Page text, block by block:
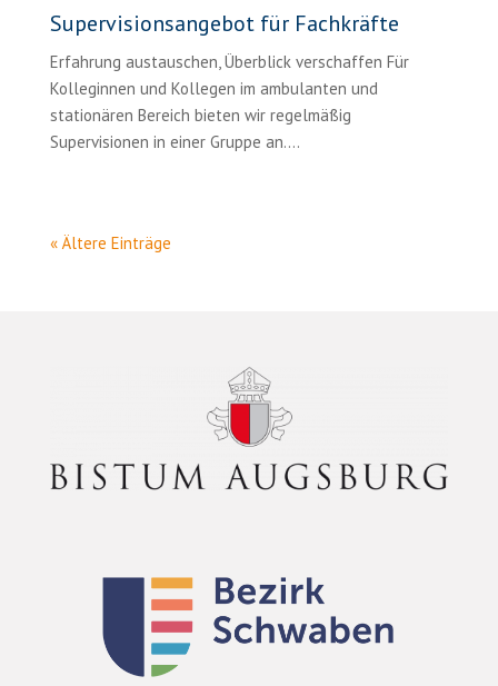
Supervisionsangebot für Fachkräfte
Erfahrung austauschen, Überblick verschaffen Für
Kolleginnen und Kollegen im ambulanten und
stationären Bereich bieten wir regelmäßig
Supervisionen in einer Gruppe an....
« Ältere Einträge